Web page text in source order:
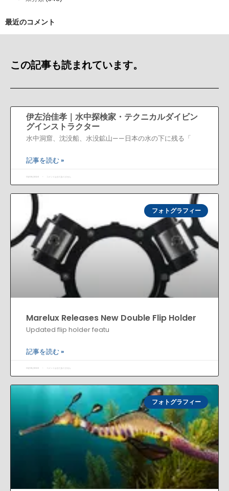
最近のコメント
この記事も読まれています。
伊左治佳孝｜水中探検家・テクニカルダイビン
グインストラクター
水中洞窟、沈没船、水没鉱山——日本の水の下に残る「
記事を読む »
03/08/2026 コメントはまだありません
フォトグラフィー
Marelux Releases New Double Flip Holder
Updated flip holder featu
記事を読む »
03/08/2026 コメントはまだありません
フォトグラフィー